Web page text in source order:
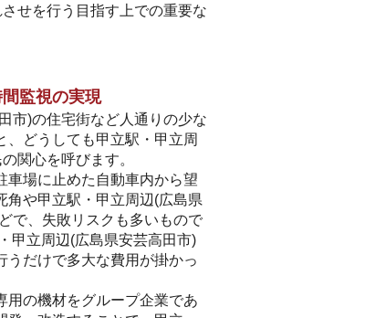
せを行う目指す上での重要な
監視の実現
市)の住宅街など人通りの少な
、どうしても甲立駅・甲立周
関心を呼びます。
車場に止めた自動車内から望
角や甲立駅・甲立周辺(広島県
で、失敗リスクも多いもので
甲立周辺(広島県安芸高田市)
うだけで多大な費用が掛かっ
用の機材をグループ企業であ